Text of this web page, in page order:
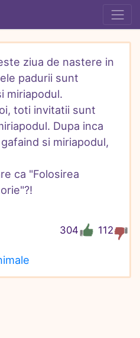
ziua de nastere in
padurii sunt
miriapodul.
toti invitatii sunt
Dupa inca
si miriapodul,
ca "Folosirea
112
304